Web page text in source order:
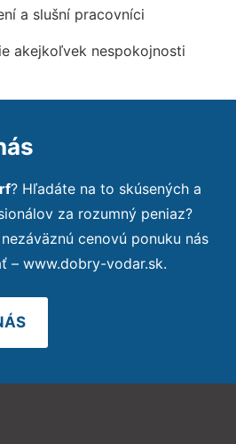
a slušní pracovníci
akejkoľvek nespokojnosti
? Hľadáte na to skúsených a
za rozumný peniaz?
cenovú ponuku nás
– www.dobry-vodar.sk.